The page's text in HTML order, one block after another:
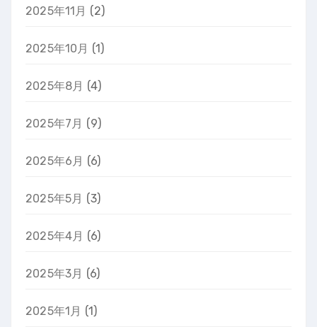
2025年11月 (2)
2025年10月 (1)
2025年8月 (4)
2025年7月 (9)
2025年6月 (6)
2025年5月 (3)
2025年4月 (6)
2025年3月 (6)
2025年1月 (1)